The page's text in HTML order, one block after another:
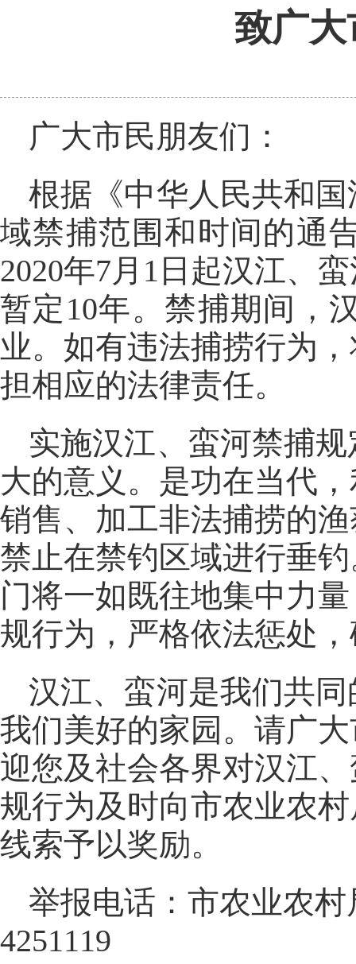
致广
广大市民朋友们：
根据《中华人民共和
域禁捕范围和时间的通
2020年7月1日起汉江、
暂定10年。禁捕期间，
业。如有违法捕捞行为
担相应的法律责任。
实施汉江、蛮河禁捕
大的意义。是功在当代
销售、加工非法捕捞的
禁止在禁钓区域进行垂
门将一如既往地集中力
规行为，严格依法惩处
汉江、蛮河是我们共
我们美好的家园。请广
迎您及社会各界对汉江
规行为及时向市农业农
线索予以奖励。
举报电话：市农业农
4251119